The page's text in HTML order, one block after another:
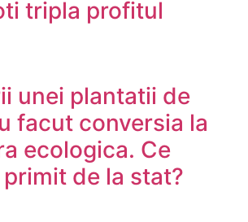
tripla profitul
unei plantatii de
facut conversia la
ecologica. Ce
de la stat?